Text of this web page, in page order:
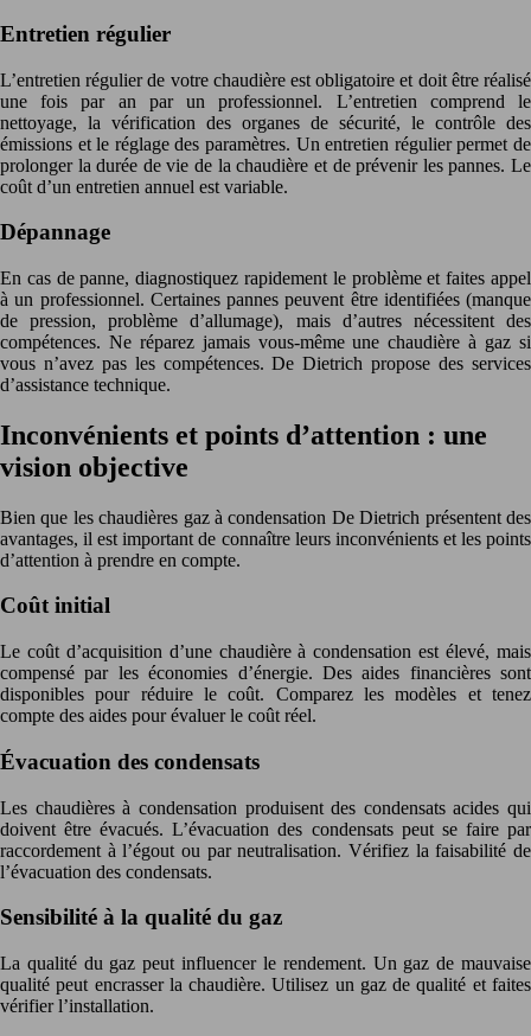
Entretien régulier
L’entretien régulier de votre chaudière est obligatoire et doit être réalisé
une fois par an par un professionnel. L’entretien comprend le
nettoyage, la vérification des organes de sécurité, le contrôle des
émissions et le réglage des paramètres. Un entretien régulier permet de
prolonger la durée de vie de la chaudière et de prévenir les pannes. Le
coût d’un entretien annuel est variable.
Dépannage
En cas de panne, diagnostiquez rapidement le problème et faites appel
à un professionnel. Certaines pannes peuvent être identifiées (manque
de pression, problème d’allumage), mais d’autres nécessitent des
compétences. Ne réparez jamais vous-même une chaudière à gaz si
vous n’avez pas les compétences. De Dietrich propose des services
d’assistance technique.
Inconvénients et points d’attention : une
vision objective
Bien que les chaudières gaz à condensation De Dietrich présentent des
avantages, il est important de connaître leurs inconvénients et les points
d’attention à prendre en compte.
Coût initial
Le coût d’acquisition d’une chaudière à condensation est élevé, mais
compensé par les économies d’énergie. Des aides financières sont
disponibles pour réduire le coût. Comparez les modèles et tenez
compte des aides pour évaluer le coût réel.
Évacuation des condensats
Les chaudières à condensation produisent des condensats acides qui
doivent être évacués. L’évacuation des condensats peut se faire par
raccordement à l’égout ou par neutralisation. Vérifiez la faisabilité de
l’évacuation des condensats.
Sensibilité à la qualité du gaz
La qualité du gaz peut influencer le rendement. Un gaz de mauvaise
qualité peut encrasser la chaudière. Utilisez un gaz de qualité et faites
vérifier l’installation.